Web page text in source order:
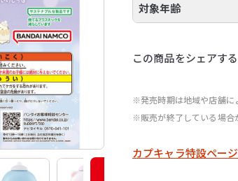
対象年齢
この商品をシェアする
※発売時期は地域や店舗に
※販売が終了している場合
カプキャラ特設ペー